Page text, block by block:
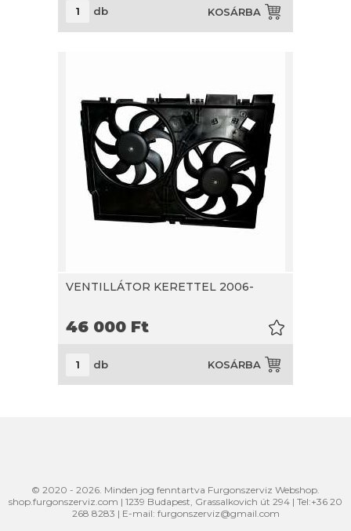
db KOSÁRBA
VENTILLÁTOR KERETTEL 2006-
46 000 Ft
db KOSÁRBA
© 2020 - 2026. Minden jog fenntartva Furgonszerviz Webshop.
shop.furgonszerviz.com | 1239 Budapest, Grassalkovich út 294 | Tel:+36 20
268 8283 | E-mail: furgonszerviz@gmail.com